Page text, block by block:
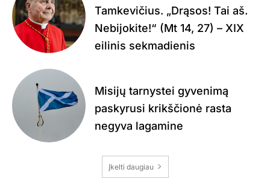
Tamkevičius. „Drąsos! Tai aš.
Nebijokite!“ (Mt 14, 27) – XIX
eilinis sekmadienis
Misijų tarnystei gyvenimą
paskyrusi krikščionė rasta
negyva lagamine
Įkelti daugiau